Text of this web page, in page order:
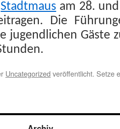
Stadtmaus am 28.
Die
jugendlichen Gäste
Uncategorized veröffentlicht. Setze